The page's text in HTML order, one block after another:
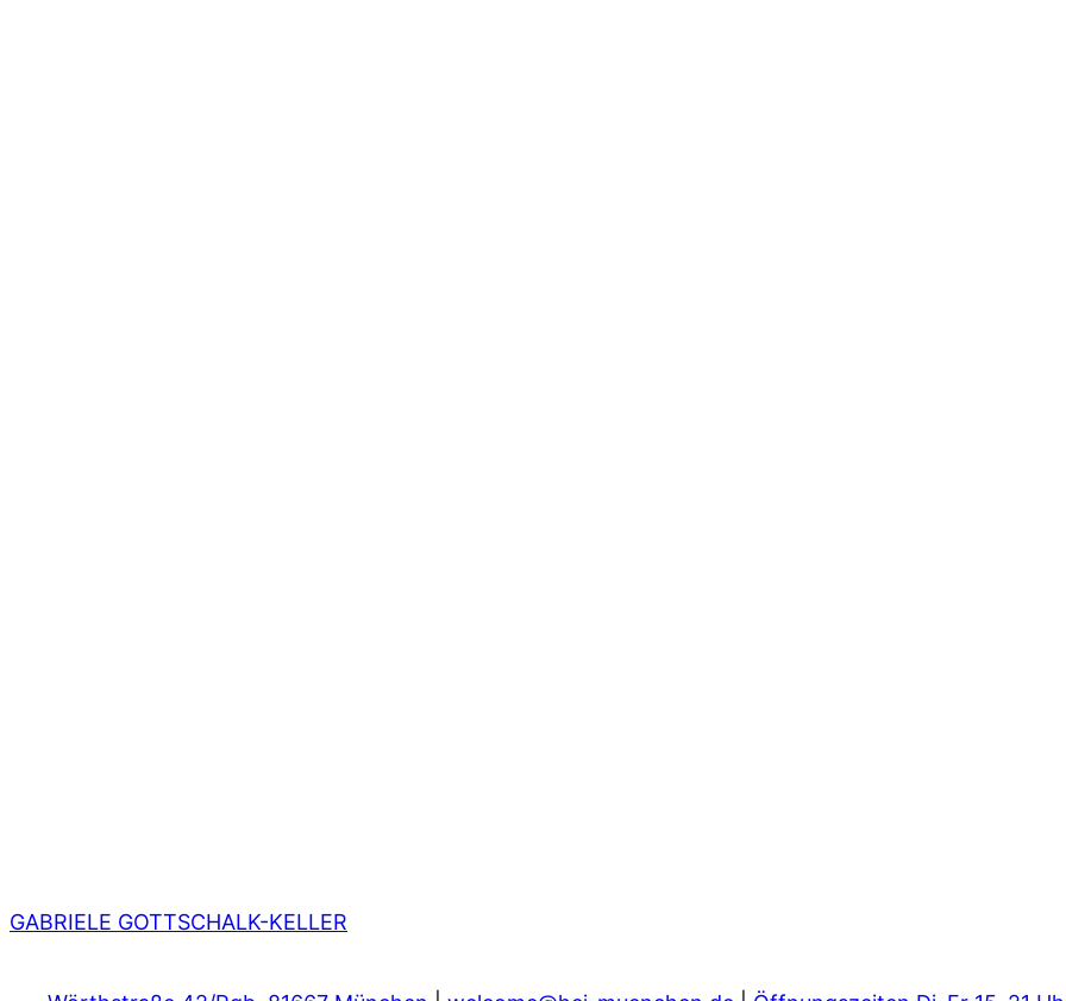
GABRIELE GOTTSCHALK-KELLER